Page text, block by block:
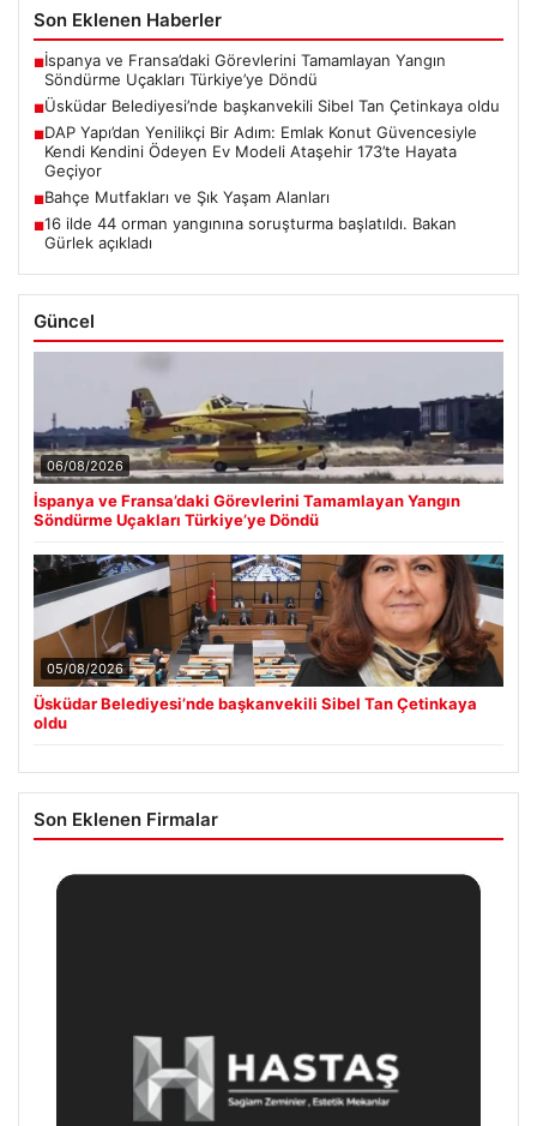
Son Eklenen Haberler
■İspanya ve Fransa’daki Görevlerini Tamamlayan Yangın
Söndürme Uçakları Türkiye’ye Döndü
■Üsküdar Belediyesi’nde başkanvekili Sibel Tan Çetinkaya oldu
■DAP Yapı’dan Yenilikçi Bir Adım: Emlak Konut Güvencesiyle
Kendi Kendini Ödeyen Ev Modeli Ataşehir 173’te Hayata
Geçiyor
■Bahçe Mutfakları ve Şık Yaşam Alanları
■16 ilde 44 orman yangınına soruşturma başlatıldı. Bakan
Gürlek açıkladı
Güncel
06/08/2026
İspanya ve Fransa’daki Görevlerini Tamamlayan Yangın
Söndürme Uçakları Türkiye’ye Döndü
05/08/2026
Üsküdar Belediyesi’nde başkanvekili Sibel Tan Çetinkaya
oldu
Son Eklenen Firmalar